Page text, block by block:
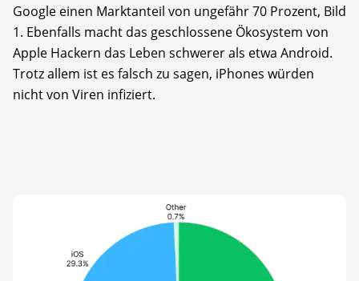
Google einen Marktanteil von ungefähr 70 Prozent, Bild
1. Ebenfalls macht das geschlossene Ökosystem von
Apple Hackern das Leben schwerer als etwa Android.
Trotz allem ist es falsch zu sagen, iPhones würden
nicht von Viren infiziert.